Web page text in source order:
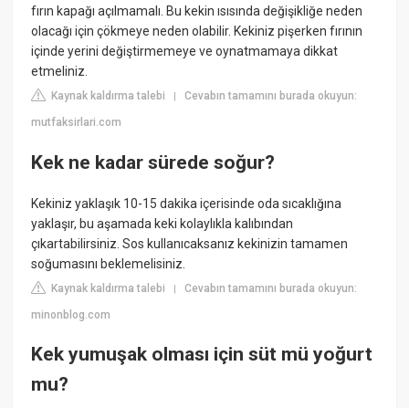
fırın kapağı açılmamalı. Bu kekin ısısında değişikliğe neden
olacağı için çökmeye neden olabilir. Kekiniz pişerken fırının
içinde yerini değiştirmemeye ve oynatmamaya dikkat
etmeliniz.
Kaynak kaldırma talebi |Cevabın tamamını burada okuyun:
mutfaksirlari.com
Kek ne kadar sürede soğur?
Kekiniz yaklaşık 10-15 dakika içerisinde oda sıcaklığına
yaklaşır, bu aşamada keki kolaylıkla kalıbından
çıkartabilirsiniz. Sos kullanıcaksanız kekinizin tamamen
soğumasını beklemelisiniz.
Kaynak kaldırma talebi |Cevabın tamamını burada okuyun:
minonblog.com
Kek yumuşak olması için süt mü yoğurt
mu?